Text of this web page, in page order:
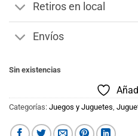
Retiros en local
Envíos
Sin existencias
Categorías: Juegos y Juguetes,